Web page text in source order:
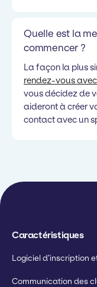
Quelle est la
commencer ?
La façon la plus
rendez-vous
vous décidez de
aideront à créer
contact avec un
Caractéristiques
Logiciel d’inscription
Communication des